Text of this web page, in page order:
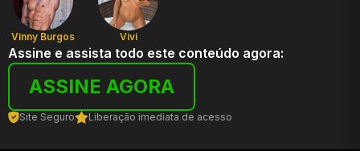
Vinny Burgos Vivi
Assine e assista todo este conteúdo agora:
ASSINE AGORA
Site Seguro Liberação imediata de acesso